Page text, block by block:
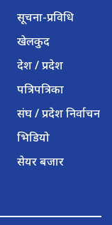
सूचना-प्रविधि
खेलकुद
देश / प्रदेश
पत्रिपत्रिका
संघ / प्रदेश निर्वाचन
भिडियो
सेयर बजार